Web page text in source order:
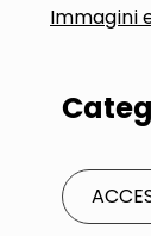
Immagini